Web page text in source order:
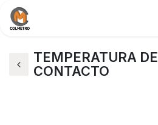
TEMPERATURA DE
CONTACTO